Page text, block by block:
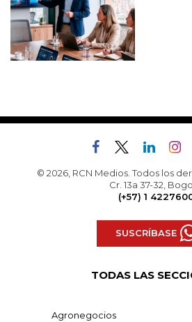
© 2026, RCN Medios. Todos los
Cr. 13a 37-32,
(+57) 1
SUSCRÍBASE
TODAS LAS
Agronegocios